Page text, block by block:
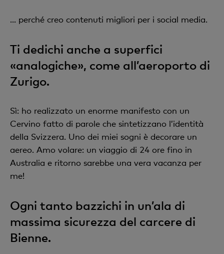
... perché creo contenuti migliori per i social media.
Ti dedichi anche a superfici
«analogiche», come all’aeroporto di
Zurigo.
Sì: ho realizzato un enorme manifesto con un
Cervino fatto di parole che sintetizzano l’identità
della Svizzera. Uno dei miei sogni è decorare un
aereo. Amo volare: un viaggio di 24 ore fino in
Australia e ritorno sarebbe una vera vacanza per
me!
Ogni tanto bazzichi in un’ala di
massima sicurezza del carcere di
Bienne.